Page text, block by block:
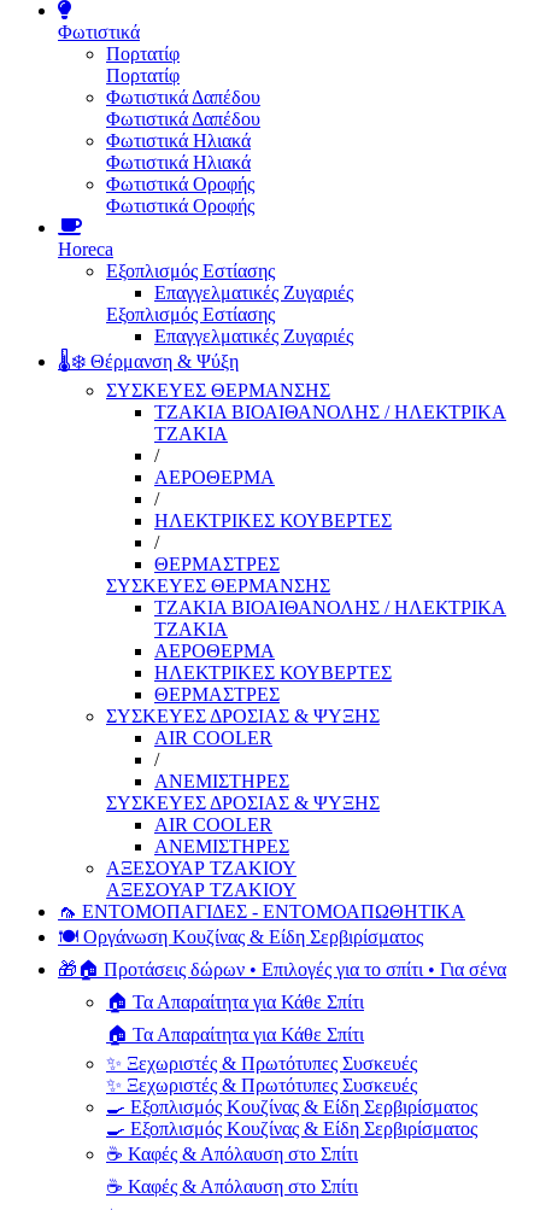
Φωτιστικά
Πορτατίφ
Πορτατίφ
Φωτιστικά Δαπέδου
Φωτιστικά Δαπέδου
Φωτιστικά Ηλιακά
Φωτιστικά Ηλιακά
Φωτιστικά Οροφής
Φωτιστικά Οροφής
Horeca
Εξοπλισμός Εστίασης
Επαγγελματικές Ζυγαριές
Εξοπλισμός Εστίασης
Επαγγελματικές Ζυγαριές
🌡️❄️ Θέρμανση & Ψύξη
ΣΥΣΚΕΥΕΣ ΘΕΡΜΑΝΣΗΣ
ΤΖΑΚΙΑ ΒΙΟΑΙΘΑΝΟΛΗΣ / ΗΛΕΚΤΡΙΚΑ
ΤΖΑΚΙΑ
/
ΑΕΡΟΘΕΡΜΑ
/
ΗΛΕΚΤΡΙΚΕΣ ΚΟΥΒΕΡΤΕΣ
/
ΘΕΡΜΑΣΤΡΕΣ
ΣΥΣΚΕΥΕΣ ΘΕΡΜΑΝΣΗΣ
ΤΖΑΚΙΑ ΒΙΟΑΙΘΑΝΟΛΗΣ / ΗΛΕΚΤΡΙΚΑ
ΤΖΑΚΙΑ
ΑΕΡΟΘΕΡΜΑ
ΗΛΕΚΤΡΙΚΕΣ ΚΟΥΒΕΡΤΕΣ
ΘΕΡΜΑΣΤΡΕΣ
ΣΥΣΚΕΥΕΣ ΔΡΟΣΙΑΣ & ΨΥΞΗΣ
AIR COOLER
/
ΑΝΕΜΙΣΤΗΡΕΣ
ΣΥΣΚΕΥΕΣ ΔΡΟΣΙΑΣ & ΨΥΞΗΣ
AIR COOLER
ΑΝΕΜΙΣΤΗΡΕΣ
ΑΞΕΣΟΥΑΡ ΤΖΑΚΙΟΥ
ΑΞΕΣΟΥΑΡ ΤΖΑΚΙΟΥ
🦟 ΕΝΤΟΜΟΠΑΓΙΔΕΣ - ΕΝΤΟΜΟΑΠΩΘΗΤΙΚΑ
🍽️ Οργάνωση Κουζίνας & Είδη Σερβιρίσματος
🎁🏠 Προτάσεις δώρων • Επιλογές για το σπίτι • Για σένα
🏠 Τα Απαραίτητα για Κάθε Σπίτι
🏠 Τα Απαραίτητα για Κάθε Σπίτι
✨ Ξεχωριστές & Πρωτότυπες Συσκευές
✨ Ξεχωριστές & Πρωτότυπες Συσκευές
🍳 Εξοπλισμός Κουζίνας & Είδη Σερβιρίσματος
🍳 Εξοπλισμός Κουζίνας & Είδη Σερβιρίσματος
☕ Καφές & Απόλαυση στο Σπίτι
☕ Καφές & Απόλαυση στο Σπίτι